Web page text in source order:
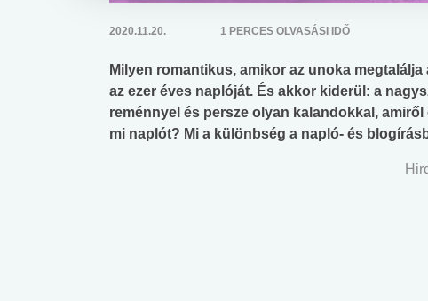
2020.11.20. 1 PERCES OLVASÁSI IDŐ
Milyen romantikus, amikor az unoka
az ezer éves naplóját. És akkor kiderül: a
reménnyel és persze olyan kalandokkal,
mi naplót? Mi a különbség a napló- és